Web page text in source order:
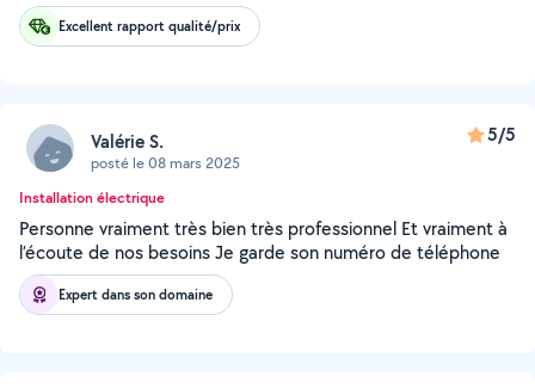
Excellent rapport qualité/prix
Valérie S.
posté le 08 mars 2025
5/5
Installation électrique
Personne vraiment très bien très professionnel Et vraiment à
l’écoute de nos besoins Je garde son numéro de téléphone
Expert dans son domaine